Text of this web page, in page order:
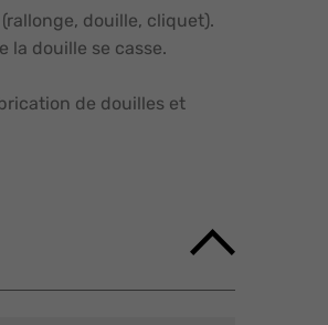
douille, cliquet).
la douille se casse.
de douilles et